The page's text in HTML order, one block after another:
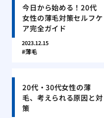
今日から始める！20代
女性の薄毛対策セルフケ
ア完全ガイド
2023.12.15
薄毛
20代・30代女性の薄
毛、考えられる原因と対
策